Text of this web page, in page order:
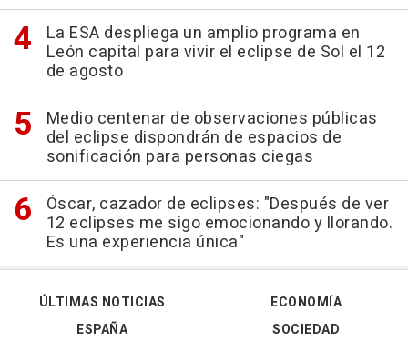
La ESA despliega un amplio programa en
León capital para vivir el eclipse de Sol el 12
de agosto
Medio centenar de observaciones públicas
del eclipse dispondrán de espacios de
sonificación para personas ciegas
Óscar, cazador de eclipses: "Después de ver
12 eclipses me sigo emocionando y llorando.
Es una experiencia única"
ÚLTIMAS NOTICIAS
ESPAÑA
ECONOMÍA
SOCIEDAD